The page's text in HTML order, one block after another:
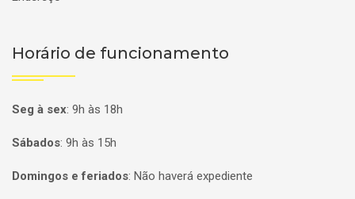
Horário de funcionamento
Seg à sex: 9h às 18h
Sábados: 9h às 15h
Domingos e feriados: Não haverá expediente